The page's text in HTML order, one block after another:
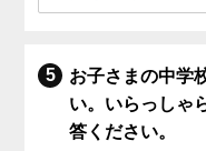
お子さまの中学
い。いらっしゃ
答ください。